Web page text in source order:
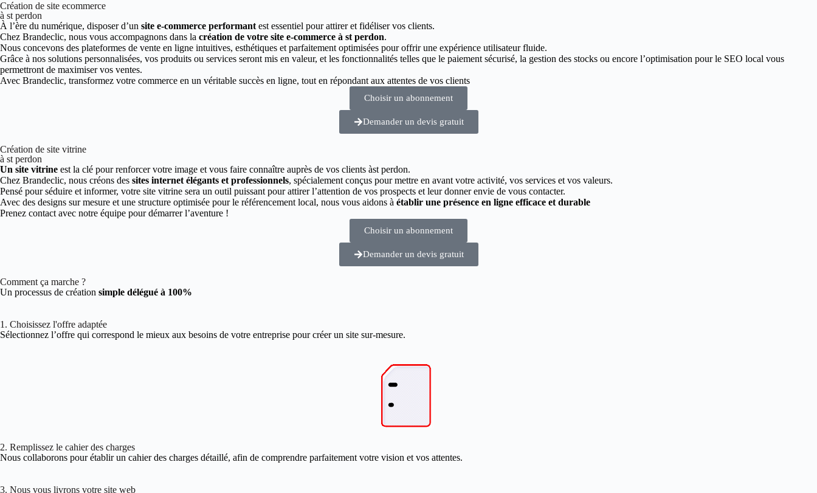
Création de site ecommerce
à st perdon
À l’ère du numérique, disposer d’un site e-commerce performant est essentiel pour attirer et fidéliser vos clients.
Chez Brandeclic, nous vous accompagnons dans la création de votre site e-commerce à st perdon.
Nous concevons des plateformes de vente en ligne intuitives, esthétiques et parfaitement optimisées pour offrir une expérience utilisateur fluide.
Grâce à nos solutions personnalisées, vos produits ou services seront mis en valeur, et les fonctionnalités telles que le paiement sécurisé, la gestion des stocks ou encore l’optimisation pour le SEO local vous
permettront de maximiser vos ventes.
Avec Brandeclic, transformez votre commerce en un véritable succès en ligne, tout en répondant aux attentes de vos clients
Choisir un abonnement
Demander un devis gratuit
Création de site vitrine
à st perdon
Un site vitrine est la clé pour renforcer votre image et vous faire connaître auprès de vos clients àst perdon.
Chez Brandeclic, nous créons des sites internet élégants et professionnels, spécialement conçus pour mettre en avant votre activité, vos services et vos valeurs.
Pensé pour séduire et informer, votre site vitrine sera un outil puissant pour attirer l’attention de vos prospects et leur donner envie de vous contacter.
Avec des designs sur mesure et une structure optimisée pour le référencement local, nous vous aidons à établir une présence en ligne efficace et durable
Prenez contact avec notre équipe pour démarrer l’aventure !
Choisir un abonnement
Demander un devis gratuit
Comment ça marche ?
Un processus de création simple délégué à 100%
1. Choisissez l'offre adaptée
Sélectionnez l’offre qui correspond le mieux aux besoins de votre entreprise pour créer un site sur-mesure.
2. Remplissez le cahier des charges
Nous collaborons pour établir un cahier des charges détaillé, afin de comprendre parfaitement votre vision et vos attentes.
3. Nous vous livrons votre site web